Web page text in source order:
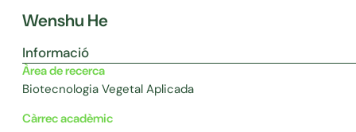
Wenshu He
Informació
Àrea de recerca
Biotecnologia Vegetal Aplicada
Càrrec acadèmic